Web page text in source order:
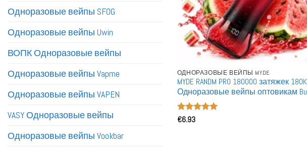
Одноразовые вейпы SFOG
Одноразовые вейпы Uwin
ВОПК Одноразовые вейпы
Одноразовые вейпы Vapme
Одноразовые вейпы VAPEN
VASY Одноразовые вейпы
Одноразовые вейпы Vookbar
ОДНОРАЗОВЫЕ ВЕЙПЫ MYDE
MYDE RANDM PRO 180000 затяжек
Одноразовые вейпы оптовикам
Двойной режим DTL
Оценка
€6.93